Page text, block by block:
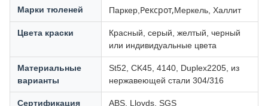
Марки тюленей Паркер, Рексрот,Меркель, Халлит
Цвета краски
Красный, серый, желтый, черный
или индивидуальные цвета
Материальные
варианты
St52, CK45, 4140, Duplex2205, из
нержавеющей стали 304/316
Сертификация ABS, Lloyds, SGS